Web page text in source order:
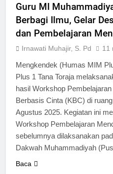
Guru MI
Berbagi Ilmu, Gelar
dan Pembelajaran
Irnawati Muhajir, S. Pd 11
Mengkendek (Humas MIM
Plus 1 Tana Toraja
hasil Workshop
Berbasis Cinta (KBC) di
Agustus 2025. Kegiatan ini
Workshop Pembelajaran
sebelumnya dilaksanakan
Dakwah Muhammadiyah
Baca